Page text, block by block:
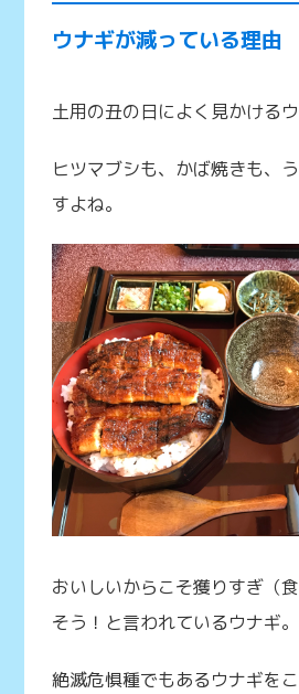
ウナギが減っている理由
土用の丑の日によく見かけるウ
ヒツマブシも、かば焼きも、
すよね。
おいしいからこそ獲りすぎ（
そう！と言われているウナギ。
絶滅危惧種でもあるウナギを